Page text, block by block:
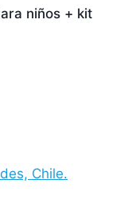
niños + kit
Chile.